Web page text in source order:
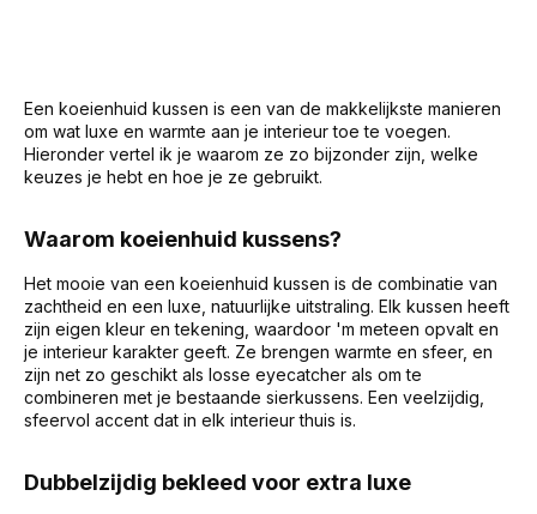
Een koeienhuid kussen is een van de makkelijkste manieren
om wat luxe en warmte aan je interieur toe te voegen.
Hieronder vertel ik je waarom ze zo bijzonder zijn, welke
keuzes je hebt en hoe je ze gebruikt.
Waarom koeienhuid kussens?
Het mooie van een koeienhuid kussen is de combinatie van
zachtheid en een luxe, natuurlijke uitstraling. Elk kussen heeft
zijn eigen kleur en tekening, waardoor 'm meteen opvalt en
je interieur karakter geeft. Ze brengen warmte en sfeer, en
zijn net zo geschikt als losse eyecatcher als om te
combineren met je bestaande sierkussens. Een veelzijdig,
sfeervol accent dat in elk interieur thuis is.
Dubbelzijdig bekleed voor extra luxe